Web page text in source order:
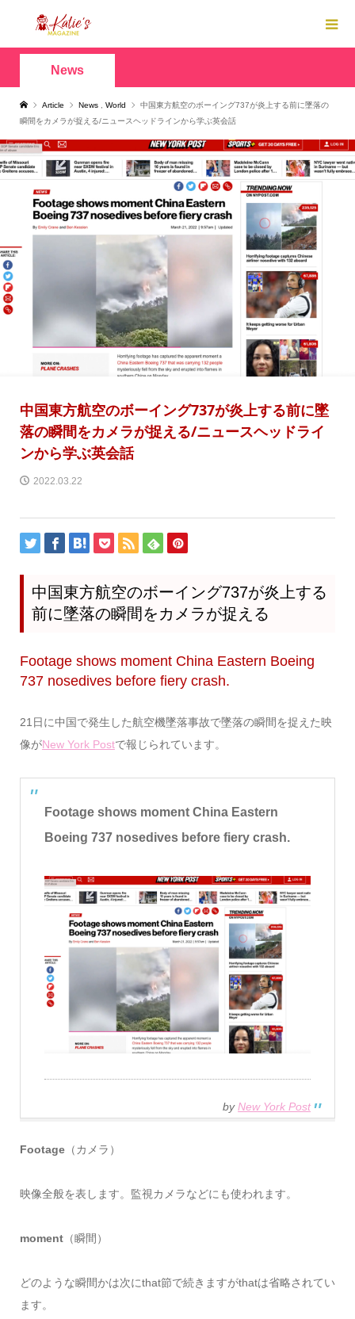
News
Article News World
中国東方航空のボーイング737が炎上する前に墜落の
瞬間をカメラが捉える/ニュースヘッドラインから学ぶ英会話
中国東方航空のボーイング737が炎上する前に墜
落の瞬間をカメラが捉える/ニュースヘッドライ
ンから学ぶ英会話
2022.03.22
中国東方航空のボーイング737が炎上する
前に墜落の瞬間をカメラが捉える
Footage shows moment China Eastern Boeing
737 nosedives before fiery crash.
21日に中国で発生した航空機墜落事故で墜落の瞬間を捉えた映
像がNew York Postで報じられています。
Footage shows moment China Eastern
Boeing 737 nosedives before fiery crash.
byNew York Post
Footage（カメラ）
映像全般を表します。監視カメラなどにも使われます。
moment（瞬間）
どのような瞬間かは次にthat節で続きますがthatは省略されてい
ます。